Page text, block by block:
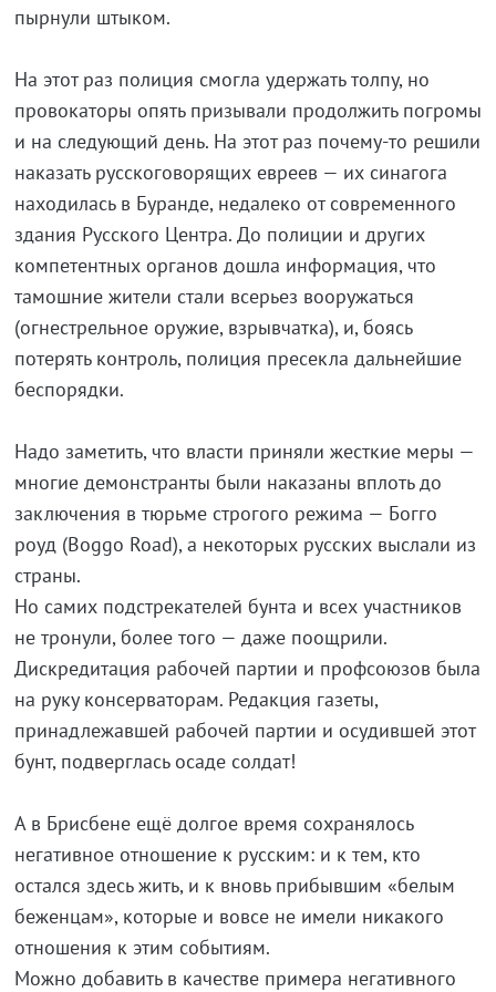
пырнули штыком.
На этот раз полиция смогла удержать толпу, но
провокаторы опять призывали продолжить погромы
и на следующий день. На этот раз почему-то решили
наказать русскоговорящих евреев — их синагога
находилась в Буранде, недалеко от современного
здания Русского Центра. До полиции и других
компетентных органов дошла информация, что
тамошние жители стали всерьез вооружаться
(огнестрельное оружие, взрывчатка), и, боясь
потерять контроль, полиция пресекла дальнейшие
беспорядки.
Надо заметить, что власти приняли жесткие меры —
многие демонстранты были наказаны вплоть до
заключения в тюрьме строгого режима — Богго
роуд (Boggo Road), a некоторых русских выслали из
страны.
Но самих подстрекателей бунта и всех участников
не тронули, более того — даже поощрили.
Дискредитация рабочей партии и профсоюзов была
на руку консерваторам. Редакция газеты,
принадлежавшей рабочей партии и осудившей этот
бунт, подверглась осаде солдат!
А в Брисбене ещё долгое время сохранялось
негативное отношение к русским: и к тем, кто
остался здесь жить, и к вновь прибывшим «белым
беженцам», которые и вовсе не имели никакого
отношения к этим событиям.
Можно добавить в качестве примера негативного